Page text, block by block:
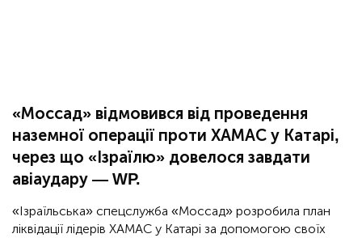
«Моссад» відмовився від проведення
наземної операції проти ХАМАС у Катарі,
через що «Ізраїлю» довелося завдати
авіаудару — WP.
«Ізраїльська» спецслужба «Моссад» розробила план
ліквідації лідерів ХАМАС у Катарі за допомогою своїх